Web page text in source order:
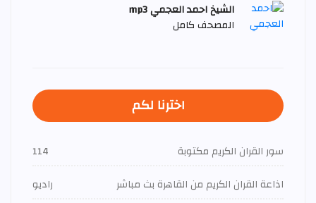
الشيخ احمد العجمي mp3
المصحف كامل
اخترنا لكم
سور القران الكريم مكتوبة
114
اذاعة القران الكريم من القاهرة بث مباشر
راديو